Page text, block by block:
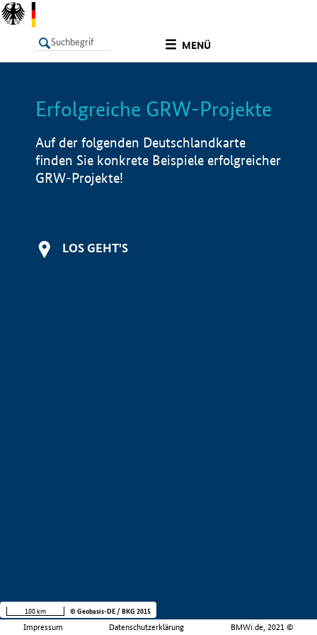
MENÜ
LISTE Info
Erfolgreiche GRW-Projekte
Auf der folgenden Deutschlandkarte
finden Sie konkrete Beispiele erfolgreicher
GRW-Projekte!
LOS GEHT'S
Impressum Datenschutzerklärung BMWi.de, 2021 ©
100 km © Geobasis-DE / BKG 2015